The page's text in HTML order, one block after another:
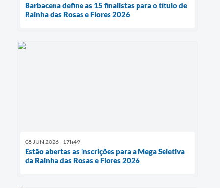
Barbacena define as 15 finalistas para o título de
Rainha das Rosas e Flores 2026
08 JUN 2026 - 17h49
Estão abertas as inscrições para a Mega Seletiva
da Rainha das Rosas e Flores 2026